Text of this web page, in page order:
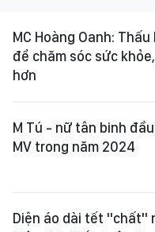
MC Hoàng Oanh:
để chăm sóc sức
hơn
M Tú - nữ tân binh
MV trong năm 2024
Diện áo dài tết "chất"